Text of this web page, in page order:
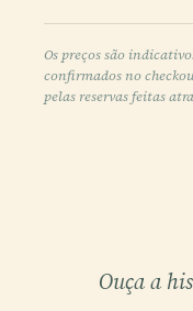
Os preços são
confirmados no
pelas reservas feitas
Ouça a